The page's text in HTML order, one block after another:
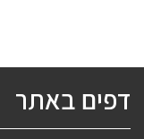
דפים באתר